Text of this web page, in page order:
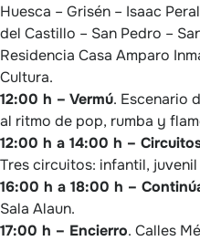
Huesca – Grisén – Isaac
del Castillo – San Pedro –
Residencia Casa Amparo
Cultura.
12:00 h – Vermú. Escenario
al ritmo de pop, rumba y
12:00 h a 14:00 h –
Tres circuitos: infantil,
16:00 h a 18:00 h –
Sala Alaun.
17:00 h – Encierro. Calles